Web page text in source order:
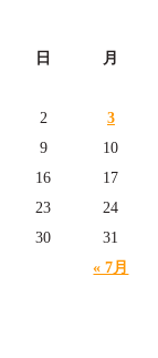
日 月
« 7月
2
3
9
10
16
17
23
24
30
31